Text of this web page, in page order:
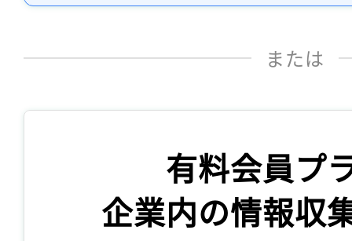
または
有料会員プ
企業内の情報収